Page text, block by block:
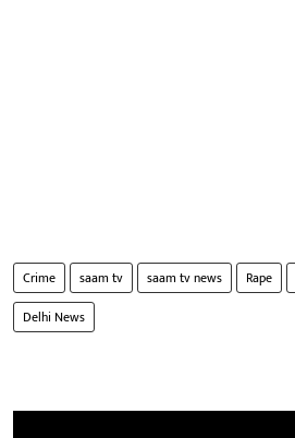
Crime saam tv saam tv news Rape
Delhi News